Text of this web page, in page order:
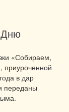
Дню
«Собираем,
приуроченной
в дар
переданы